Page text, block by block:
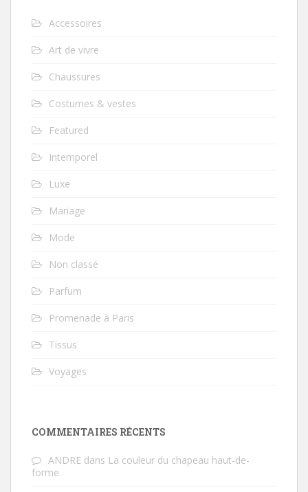
Accessoires
Art de vivre
Chaussures
Costumes & vestes
Featured
Intemporel
Luxe
Mariage
Mode
Non classé
Parfum
Promenade à Paris
Tissus
Voyages
COMMENTAIRES RÉCENTS
ANDRE dans La couleur du chapeau haut-de-
forme